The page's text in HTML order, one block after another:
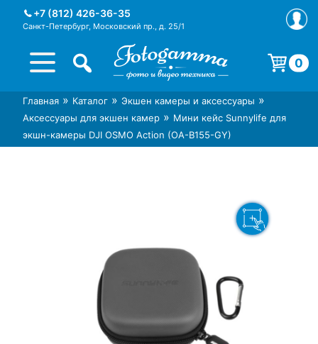
+7 (812) 426-36-35
Санкт-Петербург, Московский пр., д. 25/1
Интернет-магазин фототехники
Foto-Gamma в СПб
Магазин фотоаксессуаров foto-
gamma.ru
0
Корзина пуста.
Главная » Каталог » Экшен камеры и аксессуары »
Аксессуары для экшен камер » Мини кейс Sunnylife для
экшн-камеры DJI OSMO Action (OA-B155-GY)